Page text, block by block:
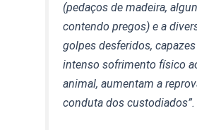
(pedaços de madeira,
contendo pregos) e a
golpes desferidos,
intenso sofrimento físico
animal, aumentam a
conduta dos custodiados”.